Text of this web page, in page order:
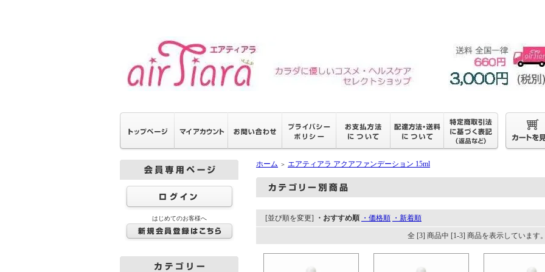
はじめてのお客様へ
ホーム ＞ エアティアラ アクアファンデーション 15ml
[並び順を変更] ・おすすめ順 ・価格順 ・新着順
全 [3] 商品中 [1-3] 商品を表示しています